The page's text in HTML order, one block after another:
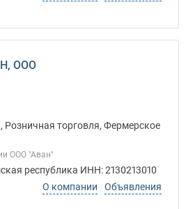
ООО
Розничная торговля, Фермерское
ООО "Аван"
республика ИНН: 2130213010
О компании
Объявления